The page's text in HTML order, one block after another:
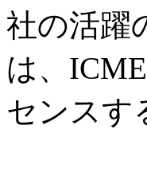
社の活躍
は、
センスす